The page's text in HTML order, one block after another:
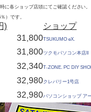
各ショップ店頭にてご確認ください。
）です。
) ショップ
31,800TSUKUMO eX.
31,800ツクモパソコン本店II
32,340T-ZONE. PC DIY
32,980クレバリー1号店
32,980パソコンショップ ア